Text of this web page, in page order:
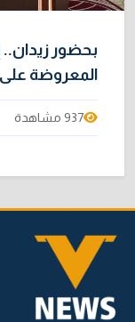
بحضور زيدان..
المعروضة على
937 مشاهدة